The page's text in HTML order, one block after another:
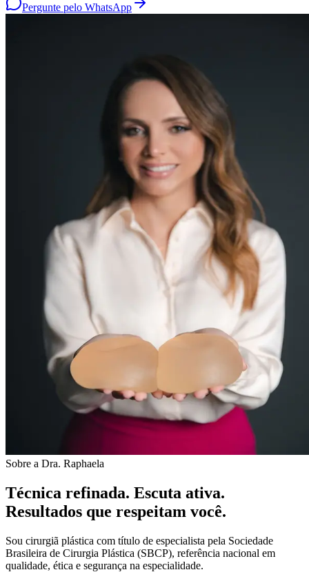
Pergunte pelo WhatsApp
Sobre a Dra. Raphaela
Técnica refinada. Escuta ativa.
Resultados que respeitam você.
Sou cirurgiã plástica com título de especialista pela Sociedade
Brasileira de Cirurgia Plástica (SBCP), referência nacional em
qualidade, ética e segurança na especialidade.